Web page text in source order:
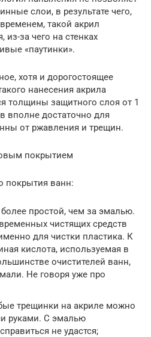
слои, в результате чего,
такой акрил
из-за чего на стенках
«паутинки».
хотя и дорогостоящее
нанесения акрила
толщины защитного слоя от 1
вполне достаточно для
от ржавления и трещин.
покрытием
покрытия ванн:
простой, чем за эмалью.
чистящих средств
для чистки пластика. К
кислота, используемая в
очистителей ванн,
Не говоря уже про
трещинки на акриле можно
руками. С эмалью
не удастся;